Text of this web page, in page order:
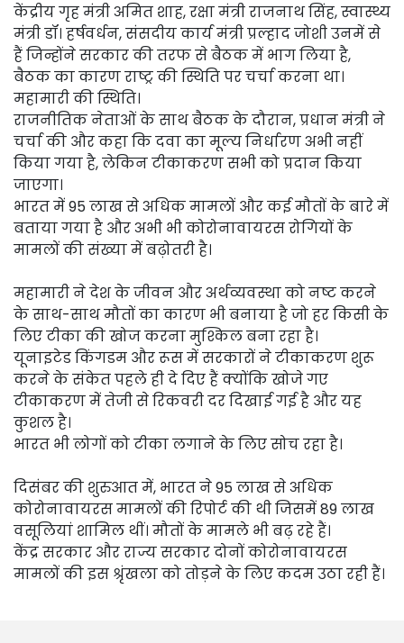
केंद्रीय गृह मंत्री अमित शाह, रक्षा मंत्री राजनाथ सिंह, स्वास्थ्य
मंत्री डॉ। हर्षवर्धन, संसदीय कार्य मंत्री प्रल्हाद जोशी उनमें से
हैं जिन्होंने सरकार की तरफ से बैठक में भाग लिया है,
बैठक का कारण राष्ट्र की स्थिति पर चर्चा करना था।
महामारी की स्थिति।
राजनीतिक नेताओं के साथ बैठक के दौरान, प्रधान मंत्री ने
चर्चा की और कहा कि दवा का मूल्य निर्धारण अभी नहीं
किया गया है, लेकिन टीकाकरण सभी को प्रदान किया
जाएगा।
भारत में 95 लाख से अधिक मामलों और कई मौतों के बारे में
बताया गया है और अभी भी कोरोनावायरस रोगियों के
मामलों की संख्या में बढ़ोतरी है।
महामारी ने देश के जीवन और अर्थव्यवस्था को नष्ट करने
के साथ-साथ मौतों का कारण भी बनाया है जो हर किसी के
लिए टीका की खोज करना मुश्किल बना रहा है।
यूनाइटेड किंगडम और रूस में सरकारों ने टीकाकरण शुरू
करने के संकेत पहले ही दे दिए हैं क्योंकि खोजे गए
टीकाकरण में तेजी से रिकवरी दर दिखाई गई है और यह
कुशल है।
भारत भी लोगों को टीका लगाने के लिए सोच रहा है।
दिसंबर की शुरुआत में, भारत ने 95 लाख से अधिक
कोरोनावायरस मामलों की रिपोर्ट की थी जिसमें 89 लाख
वसूलियां शामिल थीं। मौतों के मामले भी बढ़ रहे हैं।
केंद्र सरकार और राज्य सरकार दोनों कोरोनावायरस
मामलों की इस श्रृंखला को तोड़ने के लिए कदम उठा रही हैं।